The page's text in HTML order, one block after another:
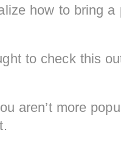
how to bring
to check this
aren’t more